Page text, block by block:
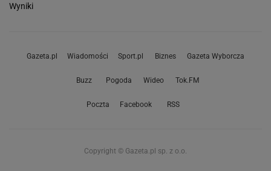
Wyniki
Gazeta.pl Wiadomości Sport.pl Biznes Gazeta Wyborcza
Buzz Pogoda Wideo Tok.FM
Poczta Facebook RSS
Copyright © Gazeta.pl sp. z o.o.